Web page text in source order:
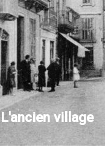
L'ancien village